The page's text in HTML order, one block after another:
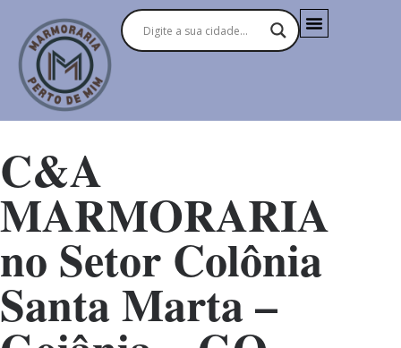
C&A
MARMORARIA
no Setor Colônia
Santa Marta –